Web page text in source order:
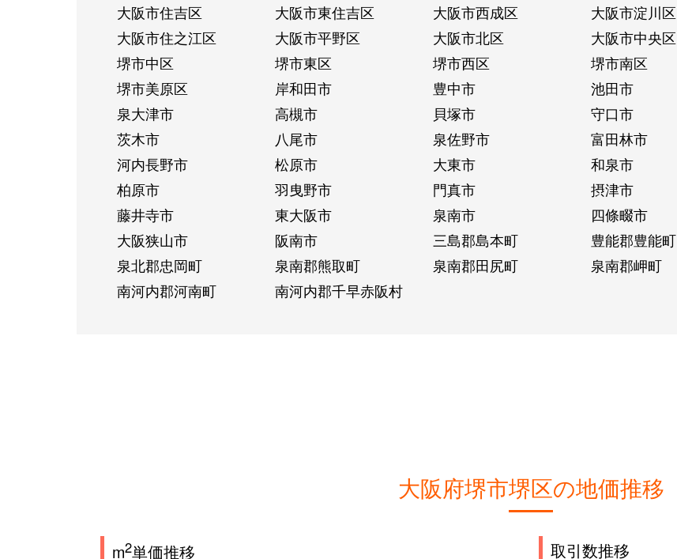
大阪市住吉区
大阪市東住吉区 大阪市西成区 大阪市淀川区
大阪市住之江区
大阪市平野区 大阪市北区 大阪市中央区
堺市中区
堺市東区 堺市西区 堺市南区
堺市美原区
岸和田市 豊中市 池田市
泉大津市
高槻市 貝塚市 守口市
茨木市
八尾市 泉佐野市 富田林市
河内長野市
松原市 大東市 和泉市
柏原市
羽曳野市 門真市 摂津市
藤井寺市
東大阪市 泉南市 四條畷市
大阪狭山市
阪南市 三島郡島本町 豊能郡豊能町
泉北郡忠岡町
泉南郡熊取町 泉南郡田尻町 泉南郡岬町
南河内郡河南町
南河内郡千早赤阪村
大阪府堺市堺区の地価推移
m2単価推移 取引数推移